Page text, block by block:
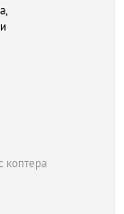
коптера